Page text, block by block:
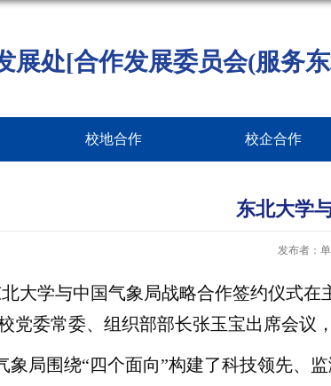
展处[合作发展委员会(服务
校地合作 校企合作
东北大学
发布者：
大学与中国气象局战略合作签约仪式
党委常委、组织部部长张玉宝出席会
局围绕“四个面向”构建了科技领先、